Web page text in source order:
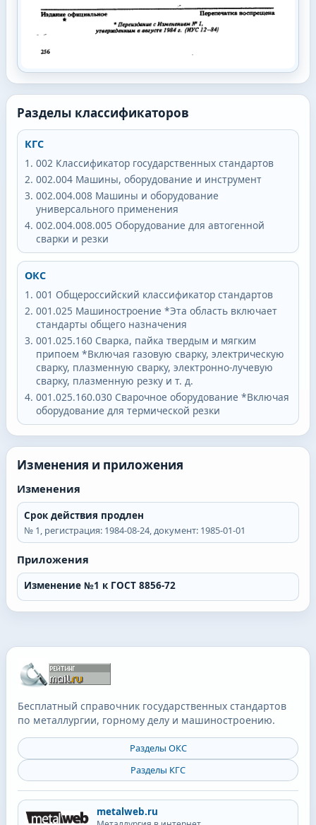
Разделы классификаторов
КГС
002 Классификатор государственных стандартов
002.004 Машины, оборудование и инструмент
002.004.008 Машины и оборудование
универсального применения
002.004.008.005 Оборудование для автогенной
сварки и резки
ОКС
001 Общероссийский классификатор стандартов
001.025 Машиностроение *Эта область включает
стандарты общего назначения
001.025.160 Сварка, пайка твердым и мягким
припоем *Включая газовую сварку, электрическую
сварку, плазменную сварку, электронно-лучевую
сварку, плазменную резку и т. д.
001.025.160.030 Сварочное оборудование *Включая
оборудование для термической резки
Изменения и приложения
Изменения
Срок действия продлен
№ 1, регистрация: 1984-08-24, документ: 1985-01-01
Приложения
Изменение №1 к ГОСТ 8856-72
Бесплатный справочник государственных стандартов
по металлургии, горному делу и машиностроению.
Разделы ОКС
Разделы КГС
metalweb.ru